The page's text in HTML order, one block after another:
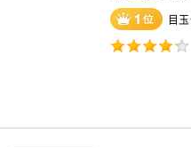
目